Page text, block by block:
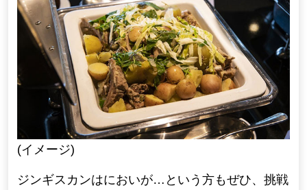
(イメージ)
ジンギスカンはにおいが…という方もぜひ、挑戦